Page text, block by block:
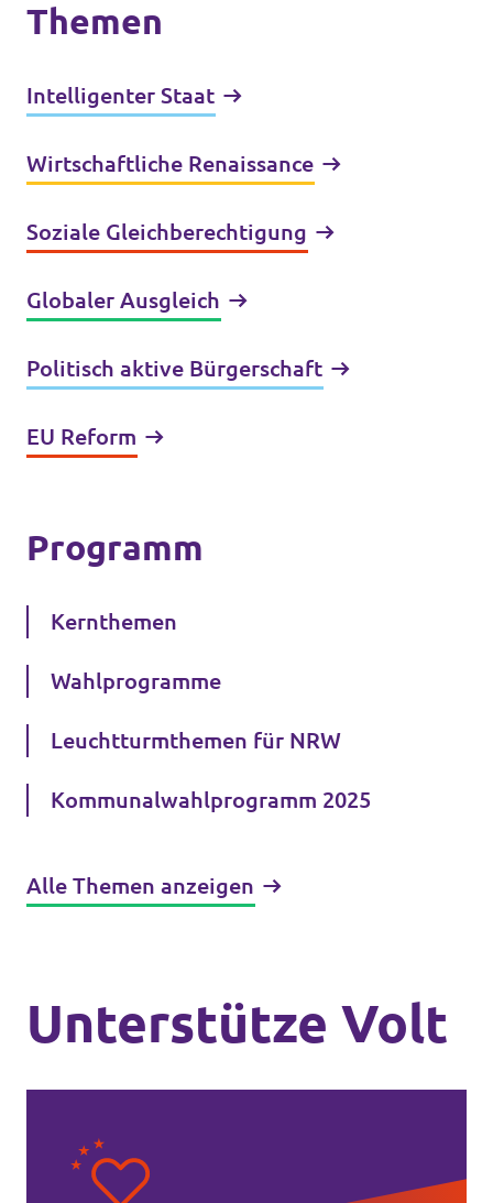
Themen
Intelligenter Staat
Wirtschaftliche Renaissance
Soziale Gleichberechtigung
Globaler Ausgleich
Politisch aktive Bürgerschaft
EU Reform
Programm
Kernthemen
Wahlprogramme
Leuchtturmthemen für NRW
Kommunalwahl­programm 2025
Alle Themen anzeigen
Unterstütze Volt